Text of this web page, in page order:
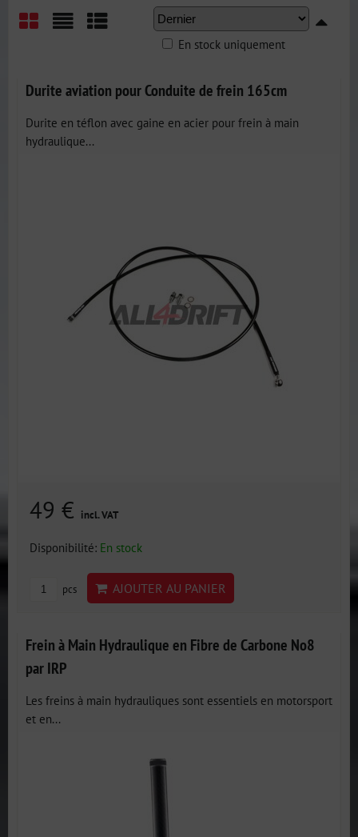
En stock uniquement
Durite aviation pour Conduite de frein 165cm
Durite en téflon avec gaine en acier pour frein à main
hydraulique...
49 € incl. VAT
Disponibilité: En stock
pcs AJOUTER AU PANIER
Frein à Main Hydraulique en Fibre de Carbone No8
par IRP
Les freins à main hydrauliques sont essentiels en motorsport
et en...